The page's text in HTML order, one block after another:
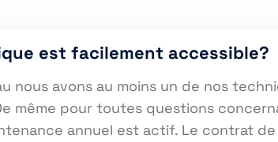
est facilement accessible?
nous avons au moins un de nos
même pour toutes questions
annuel est actif. Le contrat